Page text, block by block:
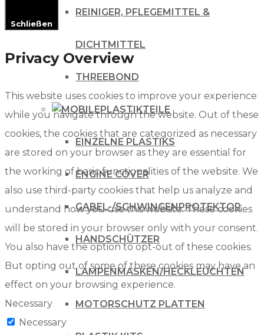
REINIGER, PFLEGEMITTEL &
DICHTMITTEL
THREEBOND
PLASTIKTEILE
EINZELNE PLASTIKS
ENGINE COVER
GABEL-/SCHWINGENPROTEKTOR
HANDSCHÜTZER
LAMPENMASKEN/HECKLEUCHTEN
MOTORSCHUTZ PLATTEN
Schließen
Privacy Overview
This website uses cookies to improve your experience
while you navigate through the website. Out of these
cookies, the cookies that are categorized as necessary
are stored on your browser as they are essential for
the working of basic functionalities of the website. We
also use third-party cookies that help us analyze and
understand how you use this website. These cookies
will be stored in your browser only with your consent.
You also have the option to opt-out of these cookies.
But opting out of some of these cookies may have an
effect on your browsing experience.
Necessary
Necessary